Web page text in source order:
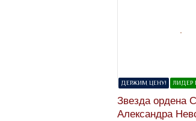
ДЕРЖИМ ЦЕНУ! ЛИДЕР
Звезда ордена
Александра